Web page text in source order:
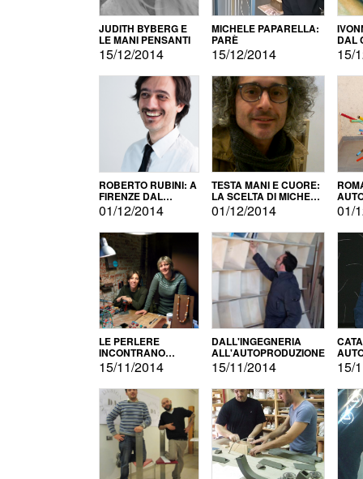
JUDITH BYBERG E
LE MANI PENSANTI
15/12/2014
MICHELE PAPARELLA:
PARÈ
15/12/2014
DAL
15/
ROBERTO RUBINI: A
FIRENZE DAL
PRODOTTO ALLA
PROMOZIONE
01/12/2014
TESTA MANI E CUORE:
LA SCELTA DI MICHELE
BARBERIO
01/12/2014 01/
LE PERLERE
INCONTRANO
L'AUTOPRODUZIONE
15/11/2014
DALL'INGEGNERIA
ALL'AUTOPRODUZIONE
15/11/2014 15/